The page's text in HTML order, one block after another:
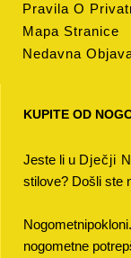
Pravila O
Mapa Stranice
Nedavna
KUPITE OD
Jeste li u Dječji
stilove? Došli ste
nogometne